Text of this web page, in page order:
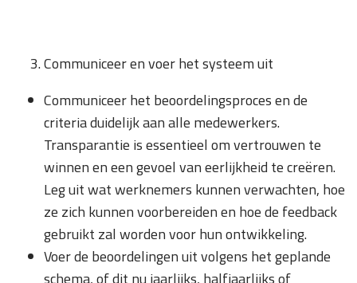
Communiceer en voer het systeem uit
Communiceer het beoordelingsproces en de
criteria duidelijk aan alle medewerkers.
Transparantie is essentieel om vertrouwen te
winnen en een gevoel van eerlijkheid te creëren.
Leg uit wat werknemers kunnen verwachten, hoe
ze zich kunnen voorbereiden en hoe de feedback
gebruikt zal worden voor hun ontwikkeling.
Voer de beoordelingen uit volgens het geplande
schema, of dit nu jaarlijks, halfjaarlijks of